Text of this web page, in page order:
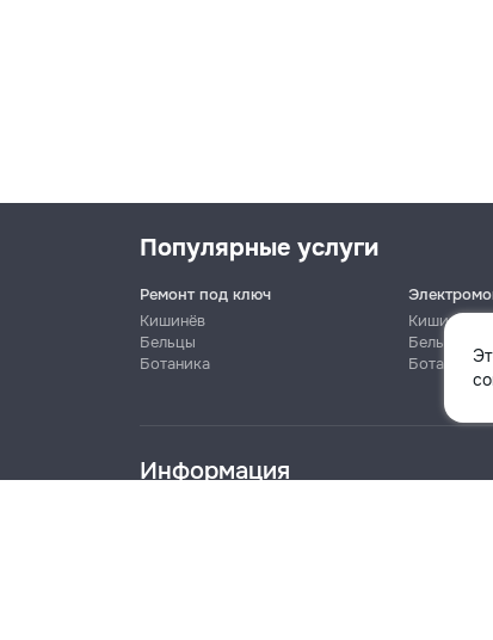
Телефон
Популярные услуги
Ремонт под ключ
Кишинёв
Бельцы
Ботаника
Кишинёв
Бельцы
Ботаника
Информация